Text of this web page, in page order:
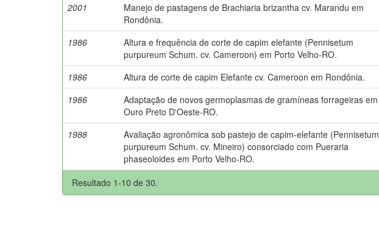
2001
Manejo de pastagens de Brachiaria brizantha cv. Marandu em
Rondônia.
1986
Altura e frequência de corte de capim elefante (Pennisetum
purpureum Schum. cv. Cameroon) em Porto Velho-RO.
1986 Altura de corte de capim Elefante cv. Cameroon em Rondônia.
1986
Adaptação de novos germoplasmas de gramíneas forrageiras em
Ouro Preto D'Oeste-RO.
1988
Avaliação agronômica sob pastejo de capim-elefante (Pennisetum
purpureum Schum. cv. Mineiro) consorciado com Pueraria
phaseoloides em Porto Velho-RO.
Resultado 1-10 de 30.